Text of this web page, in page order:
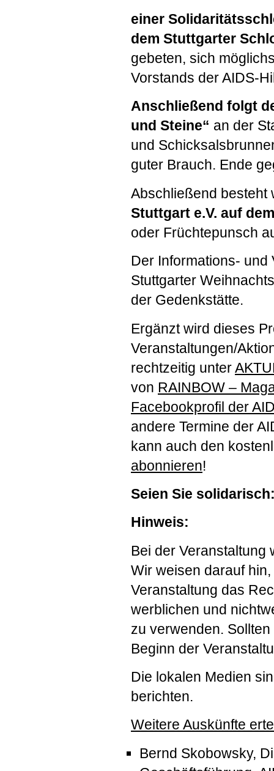
einer
dem Stuttgarter
gebeten, sich
Vorstands derAIDS-
Anschließend folgt
und Steine“ an der
und
guter Brauch. Ende
Abschließend
Stuttgart e.V. auf
oder Früchtepunsch
Der Informations-
Stuttgarter
der Gedenkstätte.
Ergänzt wird dieses
Veranstaltungen/
rechtzeitig unter
von RAINBOW –
Facebookprofil der
andere Termine der
kann auch den
abonnieren!
Seien Sie
Hinweis:
Bei der Veranstaltung
Wir weisen darauf
Veranstaltung das
werblichen und
zu verwenden.
Beginn der
Die lokalen Medien
berichten.
Weitere Auskünfte
Bernd Skobowsky,